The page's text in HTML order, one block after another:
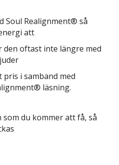
Soul Realignment® så
att
den oftast inte längre med
i samband med
läsning.
du kommer att få, så